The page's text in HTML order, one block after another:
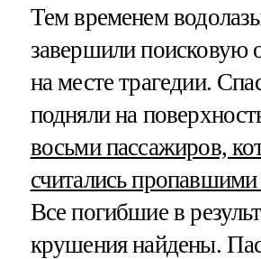
Тем временем
завершили поисковую
на месте трагедии.
подняли на
восьми пассажиров,
считались пропавшими
Все погибшие в
крушения найдены.